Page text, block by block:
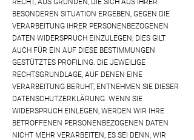
RECHT, AUS GRÜNDEN, DIE SICH AUS IHRER
BESONDEREN SITUATION ERGEBEN, GEGEN DIE
VERARBEITUNG IHRER PERSONENBEZOGENEN
DATEN WIDERSPRUCH EINZULEGEN; DIES GILT
AUCH FÜR EIN AUF DIESE BESTIMMUNGEN
GESTÜTZTES PROFILING. DIE JEWEILIGE
RECHTSGRUNDLAGE, AUF DENEN EINE
VERARBEITUNG BERUHT, ENTNEHMEN SIE DIESER
DATENSCHUTZERKLÄRUNG. WENN SIE
WIDERSPRUCH EINLEGEN, WERDEN WIR IHRE
BETROFFENEN PERSONENBEZOGENEN DATEN
NICHT MEHR VERARBEITEN, ES SEI DENN, WIR